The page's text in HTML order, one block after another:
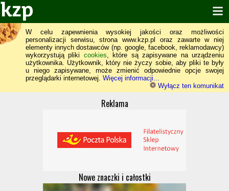
W celu zapewnienia wysokiej jakości oraz możliwości
personalizacji serwisu, strona www.kzp.pl oraz zawarte w niej
elementy innych dostawców (np. google, facebook, reklamodawcy)
wykorzystują pliki cookies, które są zapisywane na urządzeniu
użytkownika. Użytkownik, który nie życzy sobie, aby pliki te były
u niego zapisywane, może zmienić odpowiednie opcje swojej
przeglądarki internetowej. Więcej informacji...
Wyłącz ten komunikat
Reklama
Nowe znaczki i całostki